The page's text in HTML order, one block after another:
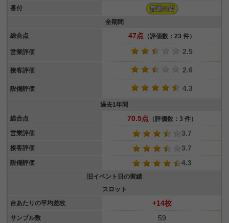
番付
普通の店
全期間
総合点
47点 （評価数：23 件）
営業評価 2.5
接客評価 2.6
設備評価 4.3
過去1年間
総合点
70.5点 （評価数：3 件）
営業評価
3.7
接客評価 3.7
設備評価 4.3
旧イベント日の実績
スロット
台あたりの平均差枚
+14枚
サンプル数 59